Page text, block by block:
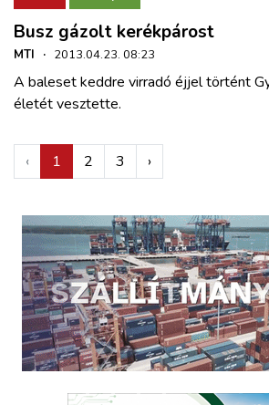
Busz gázolt kerékpárost
MTI · 2013.04.23. 08:23
A baleset keddre virradó éjjel történt
életét vesztette.
‹ 1 2 3 ›